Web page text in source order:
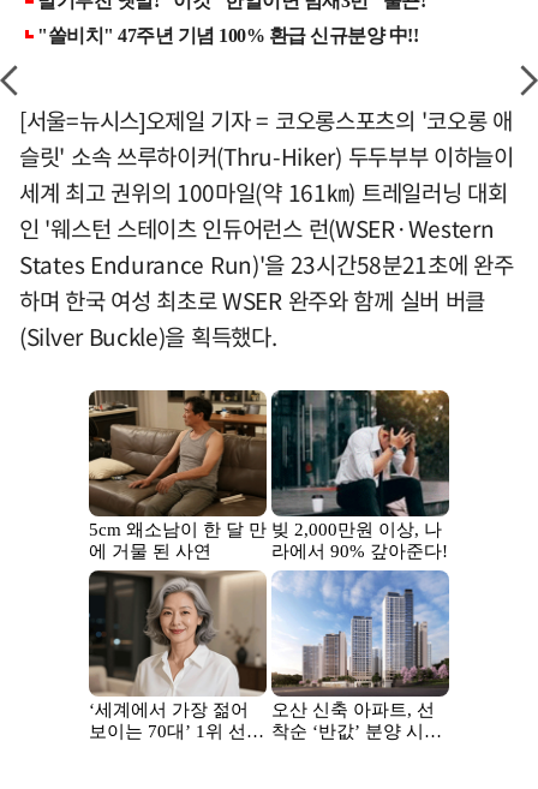
[서울=뉴시스]오제일 기자 = 코오롱스포츠의 '코오롱 애
슬릿' 소속 쓰루하이커(Thru-Hiker) 두두부부 이하늘이
세계 최고 권위의 100마일(약 161㎞) 트레일러닝 대회
인 '웨스턴 스테이츠 인듀어런스 런(WSER·Western
States Endurance Run)'을 23시간58분21초에 완주
하며 한국 여성 최초로 WSER 완주와 함께 실버 버클
(Silver Buckle)을 획득했다.